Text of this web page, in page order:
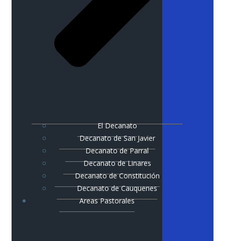
El Decanato
Decanato de San Javier
Decanato de Parral
Decanato de Linares
Decanato de Constitución
Decanato de Cauquenes
Areas Pastorales